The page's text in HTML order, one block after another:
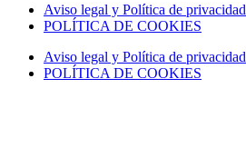
Aviso legal y Política de privacidad
POLÍTICA DE COOKIES
Aviso legal y Política de privacidad
POLÍTICA DE COOKIES